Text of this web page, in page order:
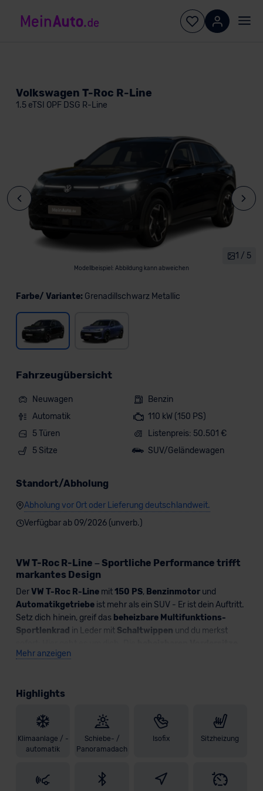
Volkswagen T-Roc R-Line
1.5 eTSI OPF DSG R-Line
Modellbeispiel: Abbildung kann abweichen
1 / 5
Farbe/ Variante: Grenadillschwarz Metallic
Fahrzeugübersicht
Neuwagen
Benzin
Automatik
110 kW (150 PS)
5 Türen
Listenpreis: 50.501 €
5 Sitze
SUV/Geländewagen
Standort/Abholung
Abholung vor Ort oder Lieferung deutschlandweit.
Verfügbar ab 09/2026 (unverb.)
VW T-Roc R-Line – Sportliche Performance trifft
markantes Design
DerVW T-Roc R-Line mit150 PS, Benzinmotor und
Automatikgetriebe ist mehr als ein SUV - Er ist dein Auftritt.
Setz dich hinein, greif das beheizbare Multifunktions-
Sportlenkrad in Leder mit Schaltwippen und du merkst
schenken dir selbst an kalten Tagen pure
Vor dir schwebt das
Ablenken. Unterstützt von
Verkehrszeichenerkennung
Ablenkungs- und Müdigkeitserkennung
sowie dem
Notbremsassistenten „Front Assist“
Technikpaket „IQ.Drive“
wird Assistenz auf ein neues
Level gehoben. Das
Parkpaket und die
Umgebungsansicht
Mehr anzeigen
Highlights
Klimaanlage / -
automatik
Schiebe- /
Panoramadach
Isofix Sitzheizung